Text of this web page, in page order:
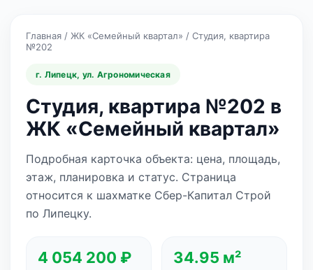
Главная / ЖК «Семейный квартал» / Студия, квартира
№202
г. Липецк, ул. Агрономическая
Студия, квартира №202 в
ЖК «Семейный квартал»
Подробная карточка объекта: цена, площадь,
этаж, планировка и статус. Страница
относится к шахматке Сбер-Капитал Строй
по Липецку.
4 054 200 ₽ 34.95 м²